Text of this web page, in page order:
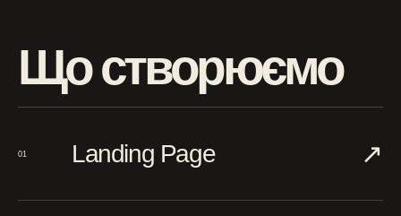
Що створюємо
01 Landing Page ↗︎